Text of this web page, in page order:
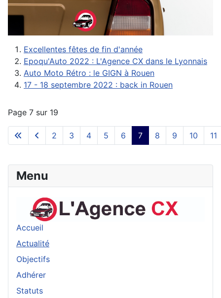
Menu
Accueil
Actualité
Objectifs
Adhérer
Statuts
Excellentes fêtes de fin d'année
Epoqu'Auto 2022 : L'Agence CX dans le Lyonnais
Auto Moto Rétro : le GIGN à Rouen
17 - 18 septembre 2022 : back in Rouen
Page 7 sur 19
2 3 4 5 6 7 8 9 10 11